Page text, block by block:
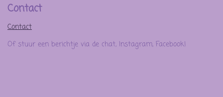
Contact
Contact
Of stuur een berichtje via de chat, Instagram, Facebook!